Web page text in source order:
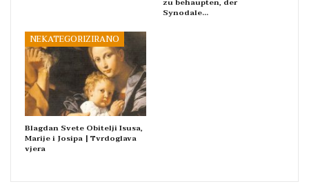
Synodale…
NEKATEGORIZIRANO
Blagdan Svete Obitelji Isusa,
Marije i Josipa | Tvrdoglava
vjera